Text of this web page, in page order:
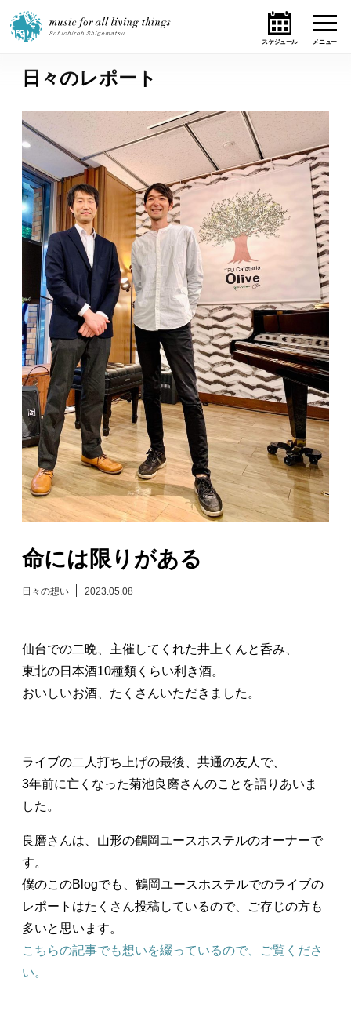
ホーム
テーマ
ライブ・スケジュール
作品
オンライン・ショップ
ギャラリー
日々のレポート
Specials
プロフィール
演奏依頼
お問い合わせ
日々のレポート
命には限りがある
日々の想い 2023.05.08
仙台での二晩、主催してくれた井上くんと呑み、
東北の日本酒10種類くらい利き酒。
おいしいお酒、たくさんいただきました。
ライブの二人打ち上げの最後、共通の友人で、
3年前に亡くなった菊池良磨さんのことを語りあいま
した。
良磨さんは、山形の鶴岡ユースホステルのオーナーで
す。
僕のこのBlogでも、鶴岡ユースホステルでのライブの
レポートはたくさん投稿しているので、ご存じの方も
多いと思います。
こちらの記事でも想いを綴っているので、ご覧くださ
い。